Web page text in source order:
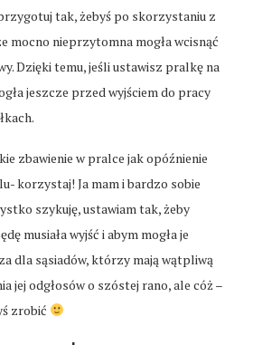
tak, żebyś po skorzystaniu z
mocno nieprzytomna mogła wcisnąć
Dzięki temu, jeśli ustawisz pralkę na
jeszcze przed wyjściem do pracy
zbawienie w pralce jak opóźnienie
korzystaj! Ja mam i bardzo sobie
szykuję, ustawiam tak, żeby
musiała wyjść i abym mogła je
dla sąsiadów, którzy mają wątpliwą
jej odgłosów o szóstej rano, ale cóż –
zrobić